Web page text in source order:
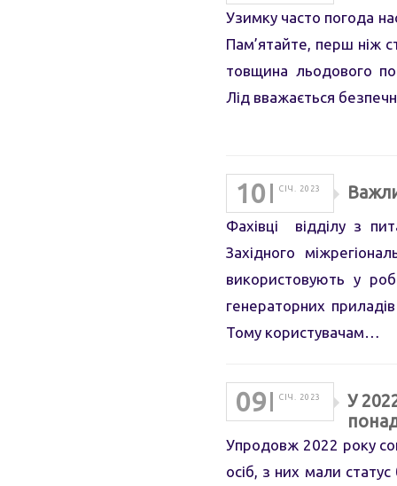
Узимку часто погода
Пам’ятайте, перш ніж
товщина льодового
Лід вважається
10 СІЧ. 2023
Фахівці відділу з
Західного
використовують у
генераторних
Тому користувачам…
09 СІЧ. 2023
У
Упродовж 2022 року
осіб, з них мали